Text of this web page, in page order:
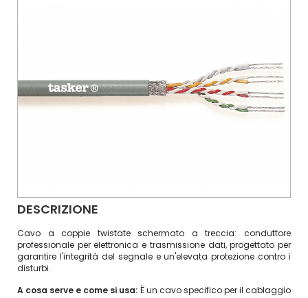
DESCRIZIONE
Cavo a coppie twistate schermato a treccia: conduttore
professionale per elettronica e trasmissione dati, progettato per
garantire l'integrità del segnale e un'elevata protezione contro i
disturbi.
A cosa serve e come si usa: È un cavo specifico per il cablaggio